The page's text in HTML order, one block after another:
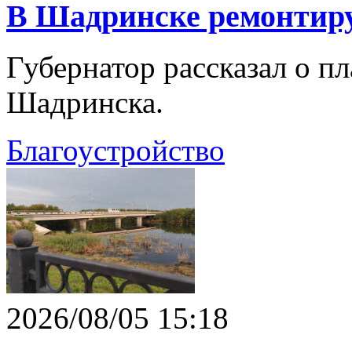
В Шадринске
Губернатор рассказал о
Шадринска.
Благоустройство
2026/08/05 15:18